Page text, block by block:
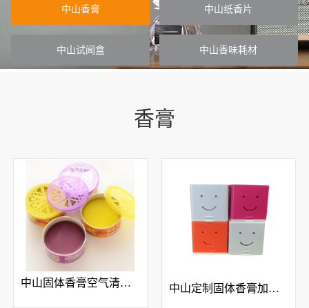
中山香膏 中山纸香片
中山试闻盒 中山香味耗材
香膏
中山固体香膏空气清新剂 中山定制固体香膏加工固体空气清新剂